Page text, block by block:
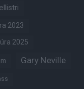
2023
2025
Gary Neville